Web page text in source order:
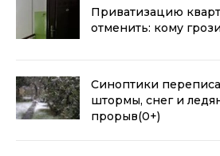
Приватизацию
отменить: кому
Синоптики
штормы, снег и
прорыв(0+)